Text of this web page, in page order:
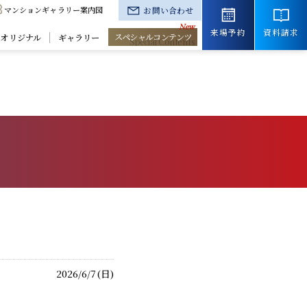
マンションギャラリー案内図
お問い合わせ
来場予約
資料請求
リジナル ギャラリー スペシャルコンテンツ
2026/6/7(日)